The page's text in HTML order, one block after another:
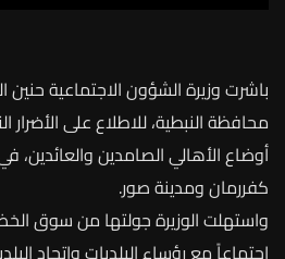
باشرتوزيرةالشؤونالاجتماعيةحنين
محافظةالنبطية،للاطلاععلىالأضرار
أوضاعالأهاليالصامدينوالعائدين،
كفررمانومدينةصور.
واستهلتالوزيرةجولتها منسوق